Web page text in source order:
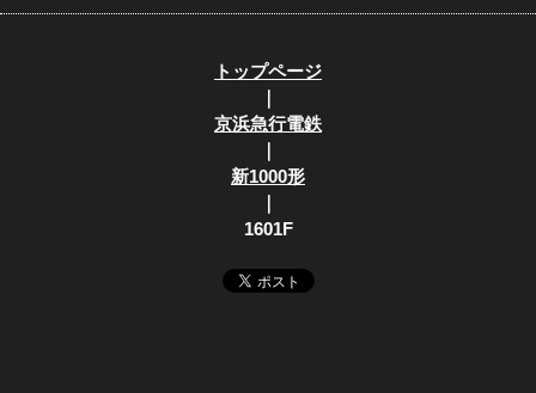
トップページ
｜
京浜急行電鉄
｜
新1000形
｜
1601F